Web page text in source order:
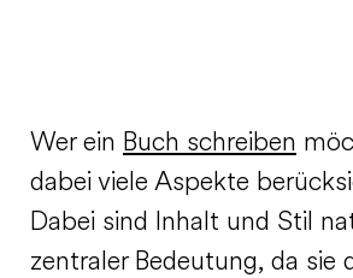
Wer ein Buch schreiben
dabei viele Aspekte
Dabei sind Inhalt und Stil
zentraler Bedeutung, da sie